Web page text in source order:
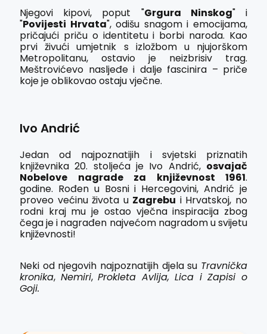
Njegovi kipovi, poput "Grgura Ninskog" i
"Povijesti Hrvata", odišu snagom i emocijama,
pričajući priču o identitetu i borbi naroda. Kao
prvi živući umjetnik s izložbom u njujorškom
Metropolitanu, ostavio je neizbrisiv trag.
Meštrovićevo nasljeđe i dalje fascinira – priče
koje je oblikovao ostaju vječne.
Ivo Andrić
Jedan od najpoznatijih i svjetski priznatih
književnika 20. stoljeća je Ivo Andrić, osvajač
Nobelove nagrade za književnost 1961.
godine. Rođen u Bosni i Hercegovini, Andrić je
proveo većinu života u Zagrebu i Hrvatskoj, no
rodni kraj mu je ostao vječna inspiracija zbog
čega je i nagrađen najvećom nagradom u svijetu
književnosti!
Neki od njegovih najpoznatijih djela su Travnička
kronika, Nemiri,Prokleta Avlija, Lica i Zapisi o
Goji.